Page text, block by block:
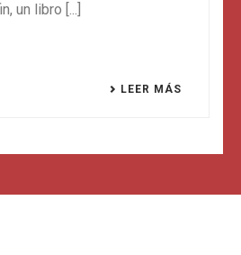
un libro [...]
LEER MÁS